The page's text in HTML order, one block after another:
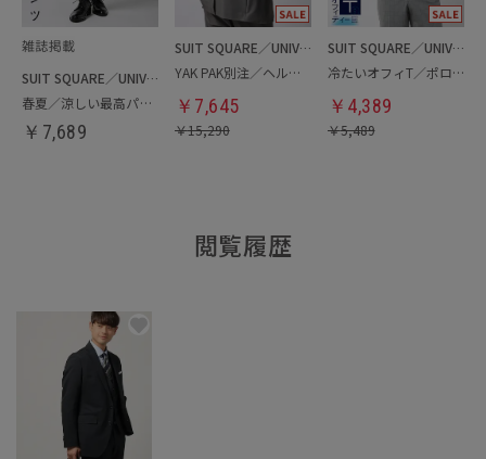
SUIT SQUARE／UNIVERSAL LANGUAGE
春夏／涼しい最高パンツ
￥ 7,689
SUIT SQUARE／UNIVERSAL LANGUAGE
YAK PAK別注／ヘルメットバッグ
￥ 7,645
￥15,290
SUIT SQUARE／UNIVERSAL LANGUAGE
冷たいオフィT／ポロシャツ
￥ 4,389
￥5,489
閲覧履歴